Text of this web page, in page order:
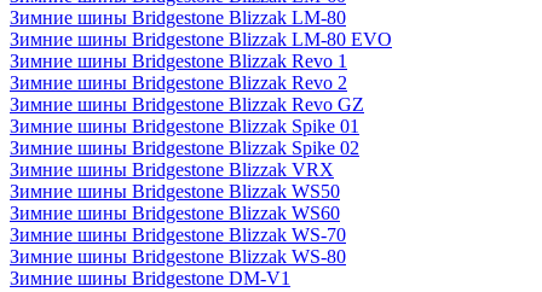
Зимние шины Bridgestone Blizzak LM-80
Зимние шины Bridgestone Blizzak LM-80 EVO
Зимние шины Bridgestone Blizzak Revo 1
Зимние шины Bridgestone Blizzak Revo 2
Зимние шины Bridgestone Blizzak Revo GZ
Зимние шины Bridgestone Blizzak Spike 01
Зимние шины Bridgestone Blizzak Spike 02
Зимние шины Bridgestone Blizzak VRX
Зимние шины Bridgestone Blizzak WS50
Зимние шины Bridgestone Blizzak WS60
Зимние шины Bridgestone Blizzak WS-70
Зимние шины Bridgestone Blizzak WS-80
Зимние шины Bridgestone DM-V1